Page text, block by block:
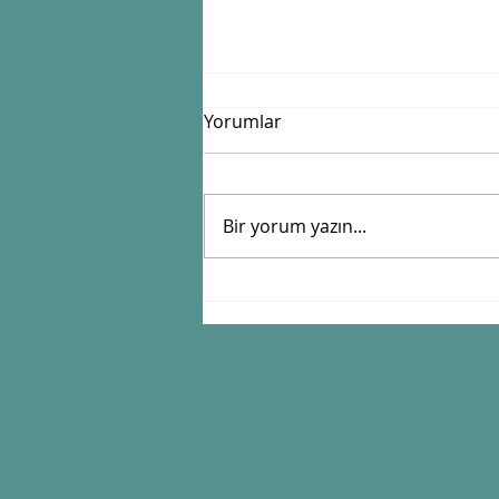
Sistem
Yorumlar
Bir yorum yazın...